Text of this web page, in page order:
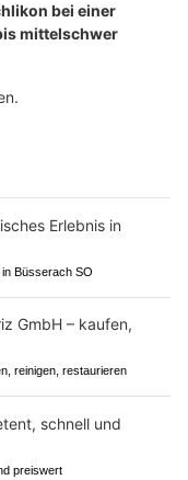
bei einer
mittelschwer
Büsserach SO
reinigen, restaurieren
preiswert